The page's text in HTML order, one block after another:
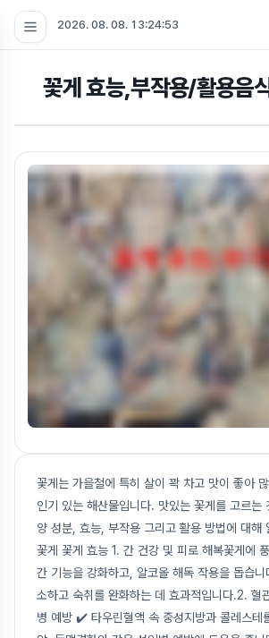
2026. 08. 08. 13:24:54
꽃게 효능,부작용/활용음
꽃게는 가을철에 특히 살이 꽉 차고 맛이 좋아
인기 있는 해산물입니다. 맛있는 꽃게를 고르
양 성분, 효능, 부작용 그리고 활용 방법에 대해
꽃게 꽃게 효능 1. 간 건강 및 피로 해복꽃게에
간 기능을 강화하고, 알코올 해독 작용을 돕습니
소하고 숙취를 완화하는 데 효과적입니다.2. 혈
병 예방 ✔️ 타우린혈액 속 중성지방과 콜레스테